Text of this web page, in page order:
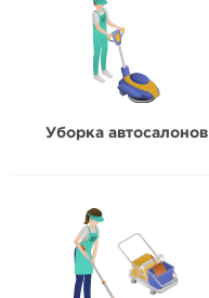
Уборка автосалонов